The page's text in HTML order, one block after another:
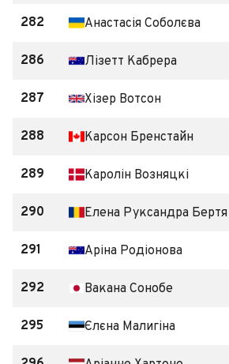
282 Анастасія Соболєва
286 Лізетт Кабрера
287 Хізер Вотсон
288 Карсон Бренстайн
289 Каролін Возняцкі
290 Елена Руксандра Бертя
291 Аріна Родіонова
292 Вакана Сонобе
295 Єлєна Малигіна